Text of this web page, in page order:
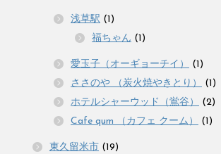
浅草駅 (1)
福ちゃん (1)
愛玉子（オーギョーチイ）
(1)
ささのや （炭火焼やきとり）
(1)
ホテルシャーウッド（鴬谷）
(2)
Cafe qum （カフェ クーム）
(1)
東久留米市 (19)